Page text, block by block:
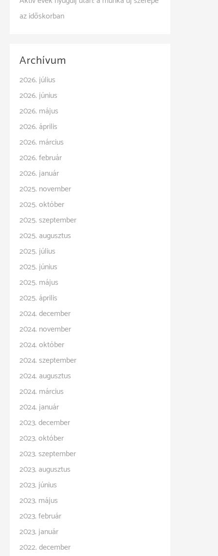
az időskorban
Archívum
2026. július
2026. június
2026. május
2026. április
2026. március
2026. február
2026. január
2025. november
2025. október
2025. szeptember
2025. augusztus
2025. július
2025. június
2025. május
2025. április
2024. december
2024. november
2024. október
2024. szeptember
2024. augusztus
2024. március
2024. január
2023. december
2023. október
2023. szeptember
2023. augusztus
2023. június
2023. május
2023. február
2023. január
2022. december